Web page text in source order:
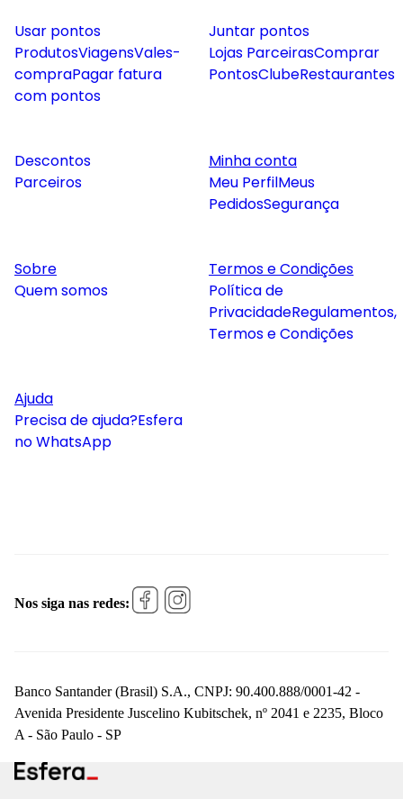
Usar pontos
ProdutosViagensVales-
compraPagar fatura
com pontos
Juntar pontos
Lojas ParceirasComprar
PontosClubeRestaurantes
Descontos
Parceiros
Minha conta
Meu PerfilMeus
PedidosSegurança
Sobre
Quem somos
Termos e Condições
Política de
PrivacidadeRegulamentos,
Termos e Condições
Ajuda
Precisa de ajuda?Esfera
no WhatsApp
Nos siga nas redes:
Banco Santander (Brasil) S.A., CNPJ: 90.400.888/0001-42 -
Avenida Presidente Juscelino Kubitschek, nº 2041 e 2235, Bloco
A - São Paulo - SP